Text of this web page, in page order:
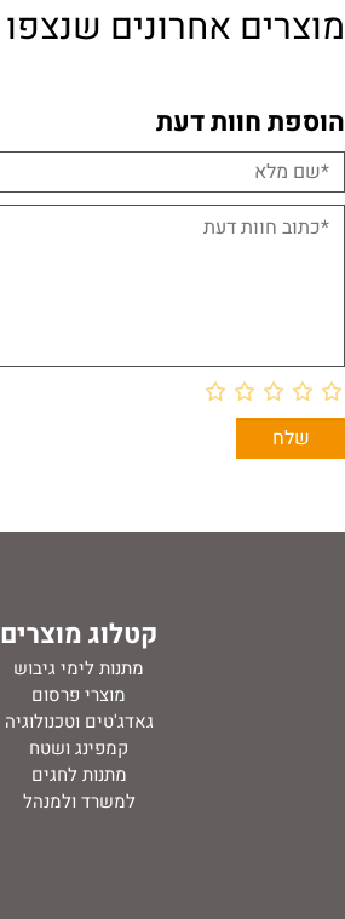
מוצרים אחרונים שנצפו
הוספת חוות דעת
קטלוג מוצרים
מתנות לימי גיבוש
מוצרי פרסום
גאדג'טים וטכנולוגיה
קמפינג ושטח
מתנות לחגים
למשרד ולמנהל